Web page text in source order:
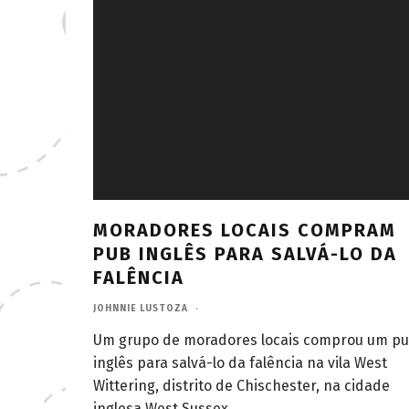
MORADORES LOCAIS COMPRAM
PUB INGLÊS PARA SALVÁ-LO DA
FALÊNCIA
JOHNNIE LUSTOZA ·
Um grupo de moradores locais comprou um
inglês para salvá-lo da falência na vila West
Wittering, distrito de Chischester, na cidade